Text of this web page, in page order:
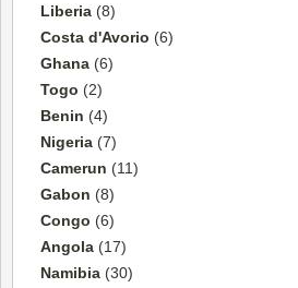
Liberia (8)
Costa d'Avorio (6)
Ghana (6)
Togo (2)
Benin (4)
Nigeria (7)
Camerun (11)
Gabon (8)
Congo (6)
Angola (17)
Namibia (30)